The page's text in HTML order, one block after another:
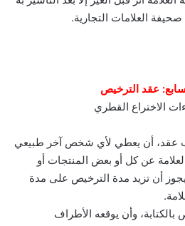
العلامات التجارية.
عقد الترخيص
الاختراع القطري
عقد، أن يعطي لأي شخص آخر طبيعي
عن كل أو بعض المنتجات أو
أن تزيد مدة الترخيص على مدة
وأن يوقعه الأطراف